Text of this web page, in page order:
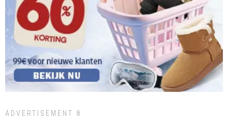
ADVERTISEMENT 8